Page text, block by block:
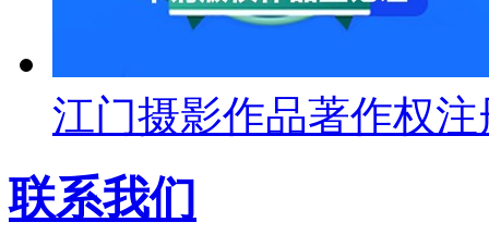
江门摄影作品著作权
联系我们